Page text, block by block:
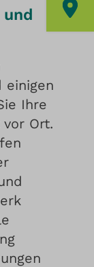
einigen
Ihre
Ort.